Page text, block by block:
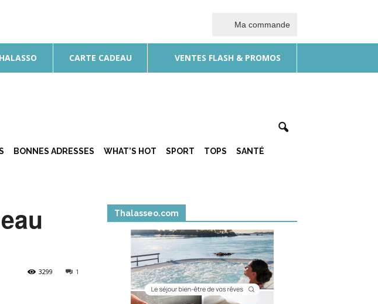
Ma commande
CARTE CADEAU VENTES FLASH & PROMOS
BONNES ADRESSES WHAT’S HOT SPORT TOPS SANTÉ
1
3299
Thalasseo.com